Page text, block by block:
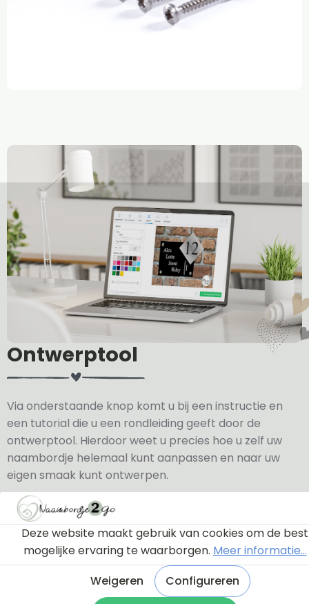
Ontwerptool
Via onderstaande knop komt u bij een instructie en
een tutorial die u een rondleiding geeft door de
ontwerptool. Hierdoor weet u precies hoe u zelf uw
naambordje helemaal kunt aanpassen en naar uw
eigen smaak kunt ontwerpen.
Bekijk de instructie
Deze website maakt gebruik van cookies om de best
mogelijke ervaring te waarborgen. Meer informatie...
Weigeren
Configureren